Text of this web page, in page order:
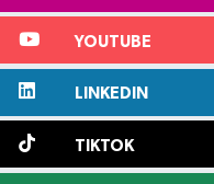
YOUTUBE
LINKEDIN
TIKTOK